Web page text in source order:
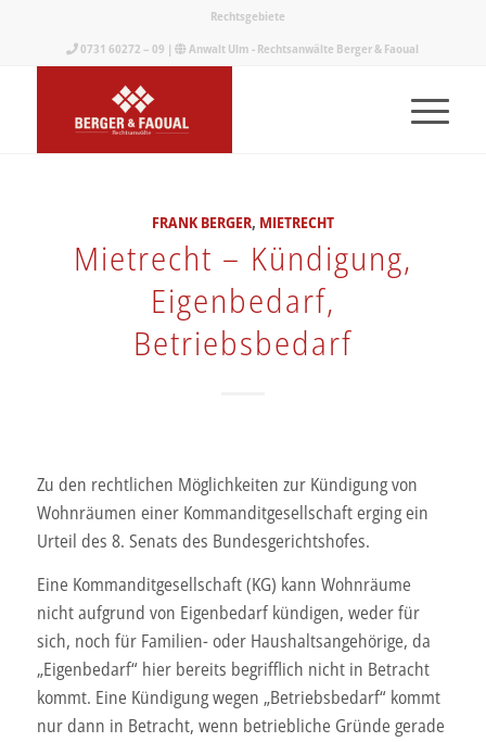
Rechtsgebiete
0731 60272 – 09 | Anwalt Ulm - Rechtsanwälte Berger & Faoual
FRANK BERGER, MIETRECHT
Mietrecht – Kündigung,
Eigenbedarf,
Betriebsbedarf
Zu den rechtlichen Möglichkeiten zur Kündigung von
Wohnräumen einer Kommanditgesellschaft erging ein
Urteil des 8. Senats des Bundesgerichtshofes.
Eine Kommanditgesellschaft (KG) kann Wohnräume
nicht aufgrund von Eigenbedarf kündigen, weder für
sich, noch für Familien- oder Haushaltsangehörige, da
„Eigenbedarf“ hier bereits begrifflich nicht in Betracht
kommt. Eine Kündigung wegen „Betriebsbedarf“ kommt
nur dann in Betracht, wenn betriebliche Gründe gerade